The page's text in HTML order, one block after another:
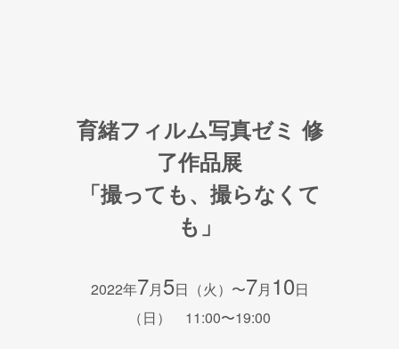
育緒フィルム写真ゼミ 修
了作品展
「撮っても、撮らなくて
も」
2022年7月5日（火）〜7月 10日
（日） 11:00〜19:00